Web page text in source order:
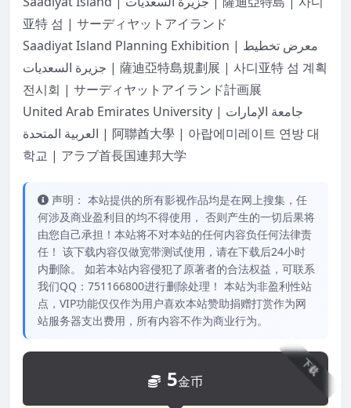
亚特 섬 | サーディヤットアイランド
Saadiyat Island Planning Exhibition | معرض تخطيط
جزيرة السعديات | 薩迪亞特島規劃展 | 사디亚特 섬 계획
전시회 | サーディヤットアイランド計画展
United Arab Emirates University | جامعة الإمارات
العربية المتحدة | 阿聯酋大學 | 아랍에미레이트 연방 대
학교 | アラブ首長国連邦大学
声明： 本站提供的所有影视作品均是在网上搜集，任
何涉及商业盈利目的均不得使用， 否则产生的一切后果将
由您自己承担！本站将不对本站的任何内容负任何法律责
任！ 该下载内容仅做宽带测试使用，请在下载后24小时
内删除。 如若本站内容侵犯了原著者的合法权益，可联系
我们QQ：751166800进行删除处理！ 本站为非盈利性站
点，VIP功能仅仅作为用户喜欢本站赞助捐赠打赏作为网
站服务器支出费用，所有内容不作为商业行为。
下载
5金币